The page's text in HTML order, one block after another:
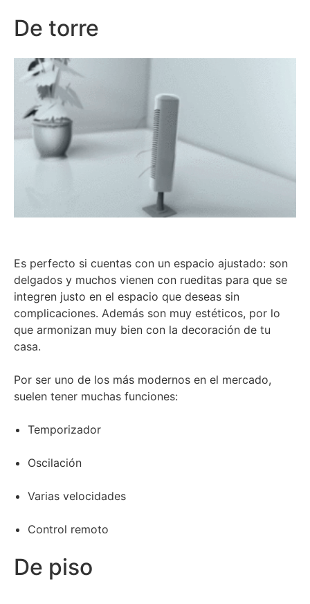
De torre
Es perfecto si cuentas con un espacio ajustado: son
delgados y muchos vienen con rueditas para que se
integren justo en el espacio que deseas sin
complicaciones. Además son muy estéticos, por lo
que armonizan muy bien con la decoración de tu
casa.
Por ser uno de los más modernos en el mercado,
suelen tener muchas funciones:
Temporizador
Oscilación
Varias velocidades
Control remoto
De piso